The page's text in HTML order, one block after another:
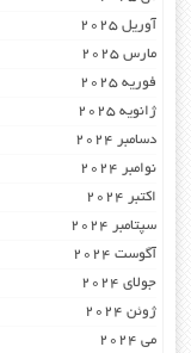
آوریل 2025
مارس 2025
فوریه 2025
ژانویه 2025
دسامبر 2024
نوامبر 2024
اکتبر 2024
سپتامبر 2024
آگوست 2024
جولای 2024
ژوئن 2024
می 2024